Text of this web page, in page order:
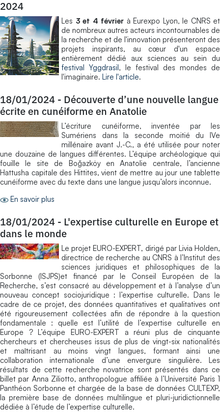
2024
Les 3 et 4 février à Eurexpo Lyon, le CNRS et
de nombreux autres acteurs incontournables de
la recherche et de l'innovation présenteront des
projets inspirants, au cœur d'un espace
entièrement dédié aux sciences au sein du
festival Yggdrasil, le festival des mondes de
l'imaginaire. Lire l'article.
18/01/2024 - Découverte d’une nouvelle langue
écrite en cunéiforme en Anatolie
L’écriture cunéiforme, inventée par les
Sumériens dans la seconde moitié du IVe
millénaire avant J.-C., a été utilisée pour noter
une douzaine de langues différentes. L’équipe archéologique qui
fouille le site de Boğazköy en Anatolie centrale, l’ancienne
Hattusha capitale des Hittites, vient de mettre au jour une tablette
cunéiforme avec du texte dans une langue jusqu’alors inconnue.
En savoir plus
18/01/2024 - L'expertise culturelle en Europe et
dans le monde
Le projet EURO-EXPERT, dirigé par Livia Holden,
directrice de recherche au CNRS à l’Institut des
sciences juridiques et philosophiques de la
Sorbonne (ISJPS)et financé par le Conseil Européen de la
Recherche, s’est consacré au développement et à l’analyse d’un
nouveau concept sociojuridique : l’expertise culturelle. Dans le
cadre de ce projet, des données quantitatives et qualitatives ont
été rigoureusement collectées afin de répondre à la question
fondamentale : quelle est l’utilité de l’expertise culturelle en
Europe ? L’équipe EURO-EXPERT a réuni plus de cinquante
chercheurs et chercheuses issus de plus de vingt-six nationalités
et maîtrisant au moins vingt langues, formant ainsi une
collaboration internationale d’une envergure singulière. Les
résultats de cette recherche novatrice sont présentés dans ce
billet par Anna Ziliotto, anthropologue affiliée à l’Université Paris 1
Panthéon Sorbonne et chargée de la base de données CULTEXP,
la première base de données multilingue et pluri-juridictionnelle
dédiée à l’étude de l’expertise culturelle.